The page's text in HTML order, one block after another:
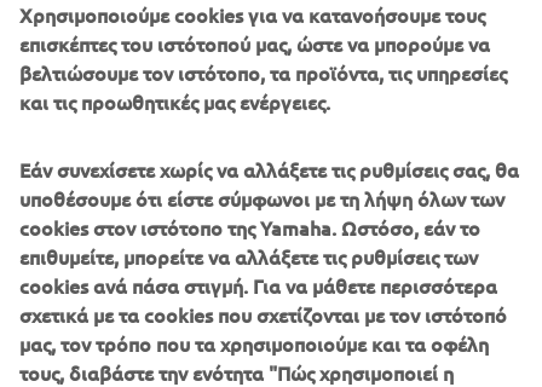
closing their doors to conform with restrictions designed
to stop the spread of the Covid-19 coronavirus, Yamaha
has decided to extend by three months all Factory
Warranties and Official Extended Warranties that have
May 2020.
This extension of the warranties’ due date is applicable to
Yamaha powered vehicle and marine products.
Customers requiring warranty work should contact their
Official Yamaha Dealer to book an appointment as soon as
local restrictions allow.
Χρησιμοποιούμε cookies για να κατανοήσουμε τους
επισκέπτες του ιστότοπού μας, ώστε να μπορούμε να
βελτιώσουμε τον ιστότοπο, τα προϊόντα, τις υπηρεσίες
και τις προωθητικές μας ενέργειες.
Εάν συνεχίσετε χωρίς να αλλάξετε τις ρυθμίσεις σας, θα
υποθέσουμε ότι είστε σύμφωνοι με τη λήψη όλων των
cookies στον ιστότοπο της Yamaha. Ωστόσο, εάν το
επιθυμείτε, μπορείτε να αλλάξετε τις ρυθμίσεις των
cookies ανά πάσα στιγμή. Για να μάθετε περισσότερα
σχετικά με τα cookies που σχετίζονται με τον ιστότοπό
μας, τον τρόπο που τα χρησιμοποιούμε και τα οφέλη
τους, διαβάστε την ενότητα "Πώς χρησιμοποιεί η